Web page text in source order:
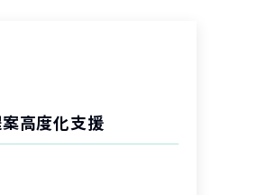
高度化支援